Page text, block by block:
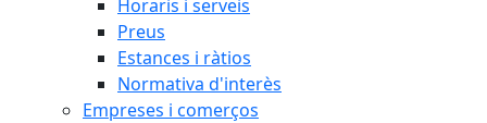
Horaris i serveis
Preus
Estances i ràtios
Normativa d'interès
Empreses i comerços